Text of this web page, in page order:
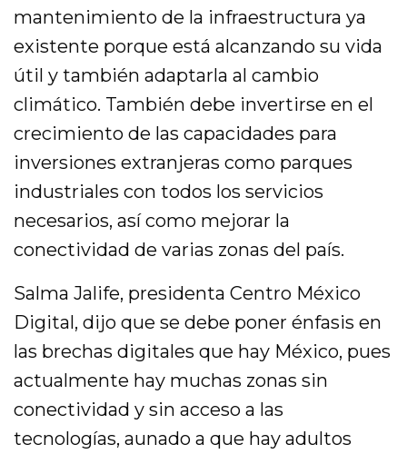
mantenimiento de la infraestructura ya
existente porque está alcanzando su vida
útil y también adaptarla al cambio
climático. También debe invertirse en el
crecimiento de las capacidades para
inversiones extranjeras como parques
industriales con todos los servicios
necesarios, así como mejorar la
conectividad de varias zonas del país.
Salma Jalife, presidenta Centro México
Digital, dijo que se debe poner énfasis en
las brechas digitales que hay México, pues
actualmente hay muchas zonas sin
conectividad y sin acceso a las
tecnologías, aunado a que hay adultos